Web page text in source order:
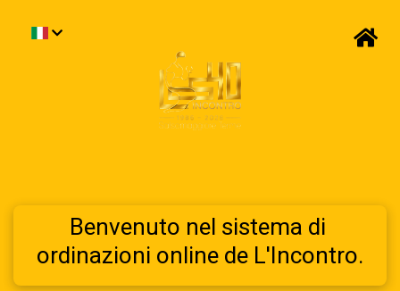
Benvenuto nel sistema di
ordinazioni online de L'Incontro.